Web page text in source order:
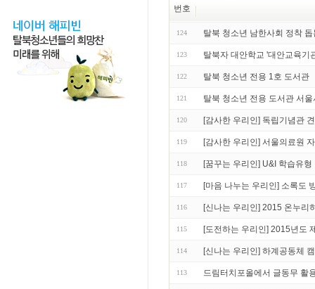
번호
124 탈북 청소년 남한사회 정착
123 탈북자 대안학교 '대안교육기
122 탈북 청소년 전용 1호 도서관
121 탈북 청소년 전용 도서관 서울
120 [감사한 우리인] 독립기념관
119 [감사한 우리인] 서울의료원
118 [꿈꾸는 우리인] U&I 학습유
117 [마음 나누는 우리인] 소록도
116 [신나는 우리인] 2015 온누리
115 [도전하는 우리인] 2015년도
114 [신나는 우리인] 하계공동체
113 드림터치포올에서 글동무 활